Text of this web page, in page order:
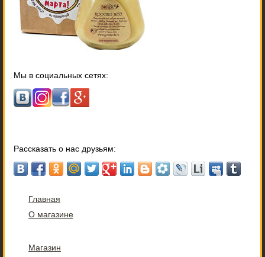
Мы в социальных сетях:
Рассказать о нас друзьям:
Главная
О магазине
Магазин